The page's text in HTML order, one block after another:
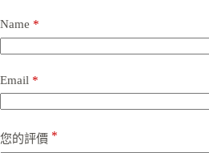
Name *
Email *
您的評價 *